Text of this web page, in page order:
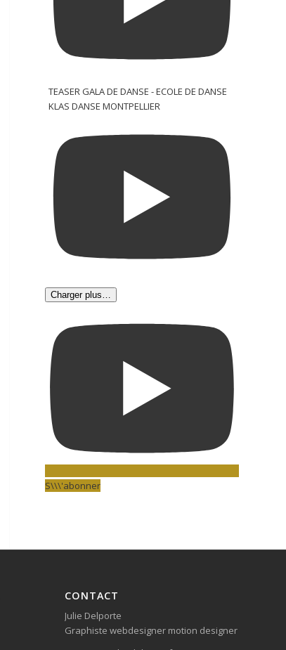
TEASER GALA DE DANSE - ECOLE DE DANSE
KLAS DANSE MONTPELLIER
Charger plus…
S\\\'abonner
CONTACT
Julie Delporte
Graphiste webdesigner motion designer